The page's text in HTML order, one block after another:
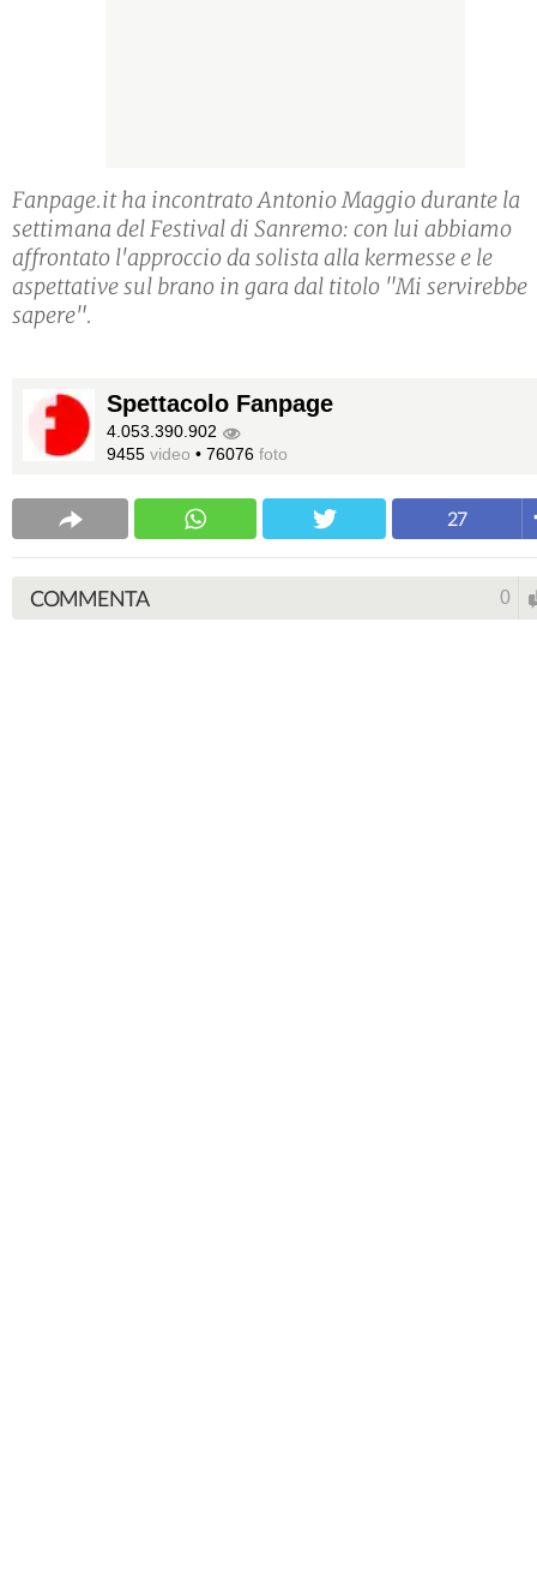
Fanpage.it ha incontrato Antonio Maggio durante la
settimana del Festival di Sanremo: con lui abbiamo
affrontato l'approccio da solista alla kermesse e le
aspettative sul brano in gara dal titolo "Mi servirebbe
sapere".
Spettacolo Fanpage
4.053.390.902
9455 video • 76076 foto
27
COMMENTA 0